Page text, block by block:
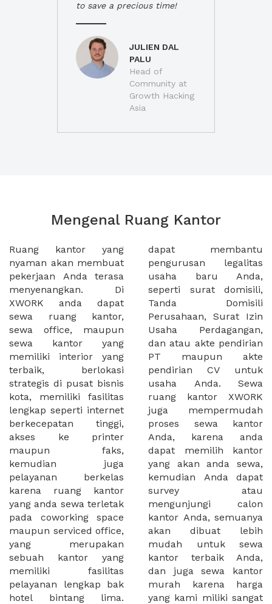
to save a precious time!
JULIEN DAL
PALU
Head of
Community at
Growth Hacking
Asia
Mengenal Ruang Kantor
Ruang kantor yang
nyaman akan membuat
pekerjaan Anda terasa
menyenangkan. Di
XWORK anda dapat
sewa ruang kantor,
sewa office, maupun
sewa kantor yang
memiliki interior yang
terbaik, berlokasi
strategis di pusat bisnis
kota, memiliki fasilitas
lengkap seperti internet
berkecepatan tinggi,
akses ke printer
maupun faks,
kemudian juga
pelayanan berkelas
karena ruang kantor
yang anda sewa terletak
pada coworking space
maupun serviced office,
yang merupakan
sebuah kantor yang
memiliki fasilitas
pelayanan lengkap bak
hotel bintang lima.
dapat membantu
pengurusan legalitas
usaha baru Anda,
seperti surat domisili,
Tanda Domisili
Perusahaan, Surat Izin
Usaha Perdagangan,
dan atau akte pendirian
PT maupun akte
pendirian CV untuk
usaha Anda. Sewa
ruang kantor XWORK
juga mempermudah
proses sewa kantor
Anda, karena anda
dapat memilih kantor
yang akan anda sewa,
kemudian Anda dapat
survey atau
mengunjungi calon
kantor Anda, semuanya
akan dibuat lebih
mudah untuk sewa
kantor terbaik Anda,
dan juga sewa kantor
murah karena harga
yang kami miliki sangat